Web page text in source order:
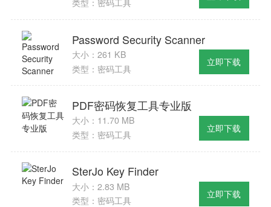
类型：密码工具
Password Security Scanner
大小：261 KB
类型：密码工具
立即下载
PDF密码恢复工具专业版
大小：11.70 MB
类型：密码工具
立即下载
SterJo Key Finder
大小：2.83 MB
类型：密码工具
立即下载